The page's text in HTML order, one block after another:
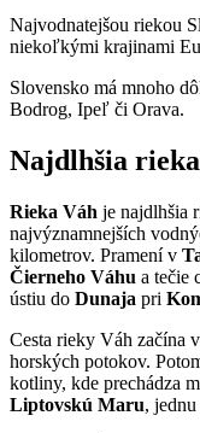
Najvodnatejšou riekou
niekoľkými krajinami
Slovensko má mnoho
Bodrog, Ipeľ či Orava.
Najdlhšia
Rieka Váh je najdlhšia
najvýznamnejších
kilometrov. Pramení v
Čierneho Váhu a tečie
ústiu do Dunaja pri
Cesta rieky Váh začína
horských potokov.
kotliny, kde prechádza
Liptovskú Maru,